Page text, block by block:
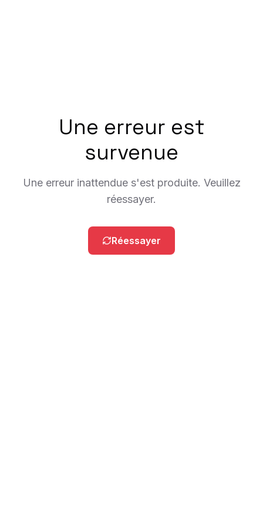
Une erreur est
survenue
Une erreur inattendue s'est produite. Veuillez
réessayer.
Réessayer